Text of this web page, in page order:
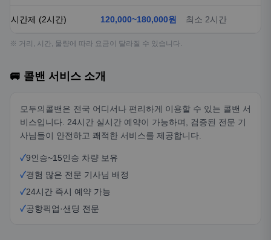
시간제 (2시간) 120,000~180,000원 최소 2시간
※ 거리, 시간, 물량에 따라 요금이 달라질 수 있습니다.
🚐 콜밴 서비스 소개
모두의콜밴은 전국 어디서나 편리하게 이용할 수 있는 콜밴 서
비스입니다. 24시간 실시간 예약이 가능하며, 검증된 전문 기
사님들이 안전하고 쾌적한 서비스를 제공합니다.
✓9인승~15인승 차량 보유
✓경험 많은 전문 기사님 배정
✓24시간 즉시 예약 가능
✓공항픽업·샌딩 전문